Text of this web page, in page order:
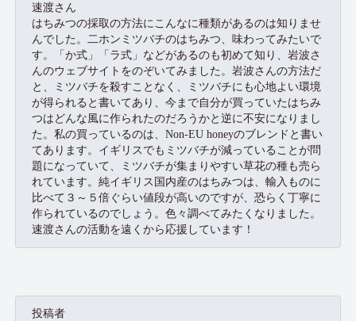
速渡さん
はちみつの採取の方法にこんなに種類があるのは知りませ
んでした。二ホンミツバチのはちみつ、味わってみたいで
す。「か式」「ラ式」などがあるのも初めて知り、岩波さ
んのウェブサイトをのぞいてみました。岩波さんの方法だ
と、ミツバチを殺すことなく、ミツバチにも心地よい環境
が得られると書いてあり、今まで自分が買っていたはちみ
つはどんな風に作られたのだろうかと逆に不安になりまし
た。私の買っているのは、Non-EU honeyのブレンドと書い
てあります。イギリスでもミツバチが減っていることが問
題になっていて、ミツバチが集まりやすい草花の種も売ら
れています。純イギリス国内産のはちみつは、輸入ものに
比べて３～５倍ぐらい値段が高いのですが、恐らく丁寧に
作られているのでしょう。色々調べてみたくなりました。
速渡さんの活動を遠くから応援しています！
投稿者